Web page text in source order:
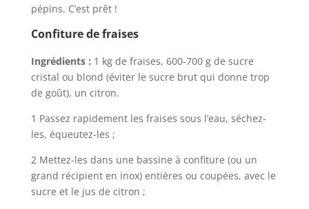
pépins. C’est prêt !
Confiture de fraises
Ingrédients : 1 kg de fraises, 600-700 g de sucre
cristal ou blond (éviter le sucre brut qui donne trop
de goût), un citron.
1 Passez rapidement les fraises sous l’eau, séchez-
les, équeutez-les ;
2 Mettez-les dans une bassine à confiture (ou un
grand récipient en inox) entières ou coupées, avec le
sucre et le jus de citron ;